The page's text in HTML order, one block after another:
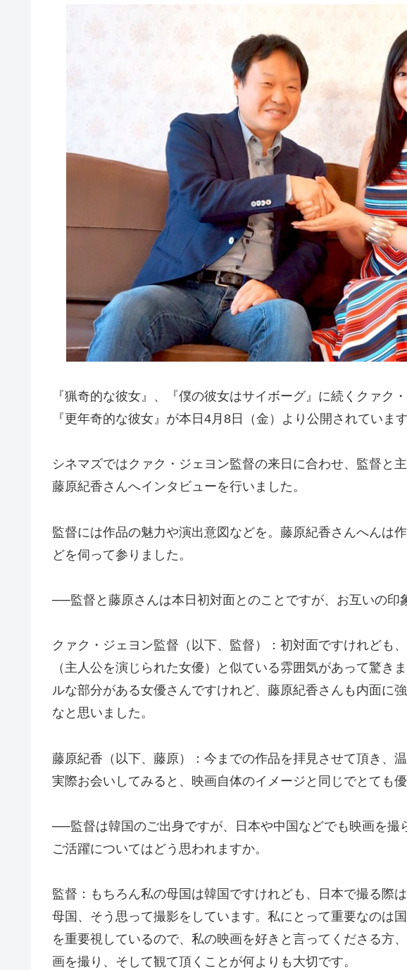
『猟奇的な彼女』、『僕の彼女はサイボーグ』に続くクァク
『更年奇的な彼女』が本日4月8日（金）より公開されています
シネマズではクァク・ジェヨン監督の来日に合わせ、監督と
藤原紀香さんへインタビューを行いました。
監督には作品の魅力や演出意図などを。藤原紀香さんへんは
どを伺って参りました。
──監督と藤原さんは本日初対面とのことですが、お互いの印
クァク・ジェヨン監督（以下、監督）：初対面ですけれども
（主人公を演じられた女優）と似ている雰囲気があって驚き
ルな部分がある女優さんですけれど、藤原紀香さんも内面に
なと思いました。
藤原紀香（以下、藤原）：今までの作品を拝見させて頂き、
実際お会いしてみると、映画自体のイメージと同じでとても優
──監督は韓国のご出身ですが、日本や中国などでも映画を撮
ご活躍についてはどう思われますか。
監督：もちろん私の母国は韓国ですけれども、日本で撮る際
母国、そう思って撮影をしています。私にとって重要なのは
を重要視しているので、私の映画を好きと言ってくださる方
画を撮り、そして観て頂くことが何よりも大切です。